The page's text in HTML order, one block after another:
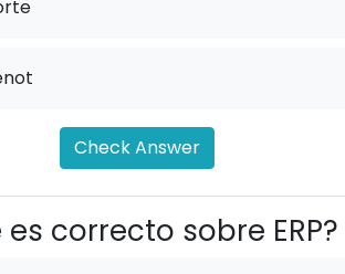
Check Answer
es correcto sobre ERP?